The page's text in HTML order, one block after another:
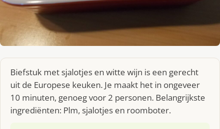
Biefstuk met sjalotjes en witte wijn is een gerecht
uit de Europese keuken. Je maakt het in ongeveer
10 minuten, genoeg voor 2 personen. Belangrijkste
ingrediënten: Plm, sjalotjes en roomboter.